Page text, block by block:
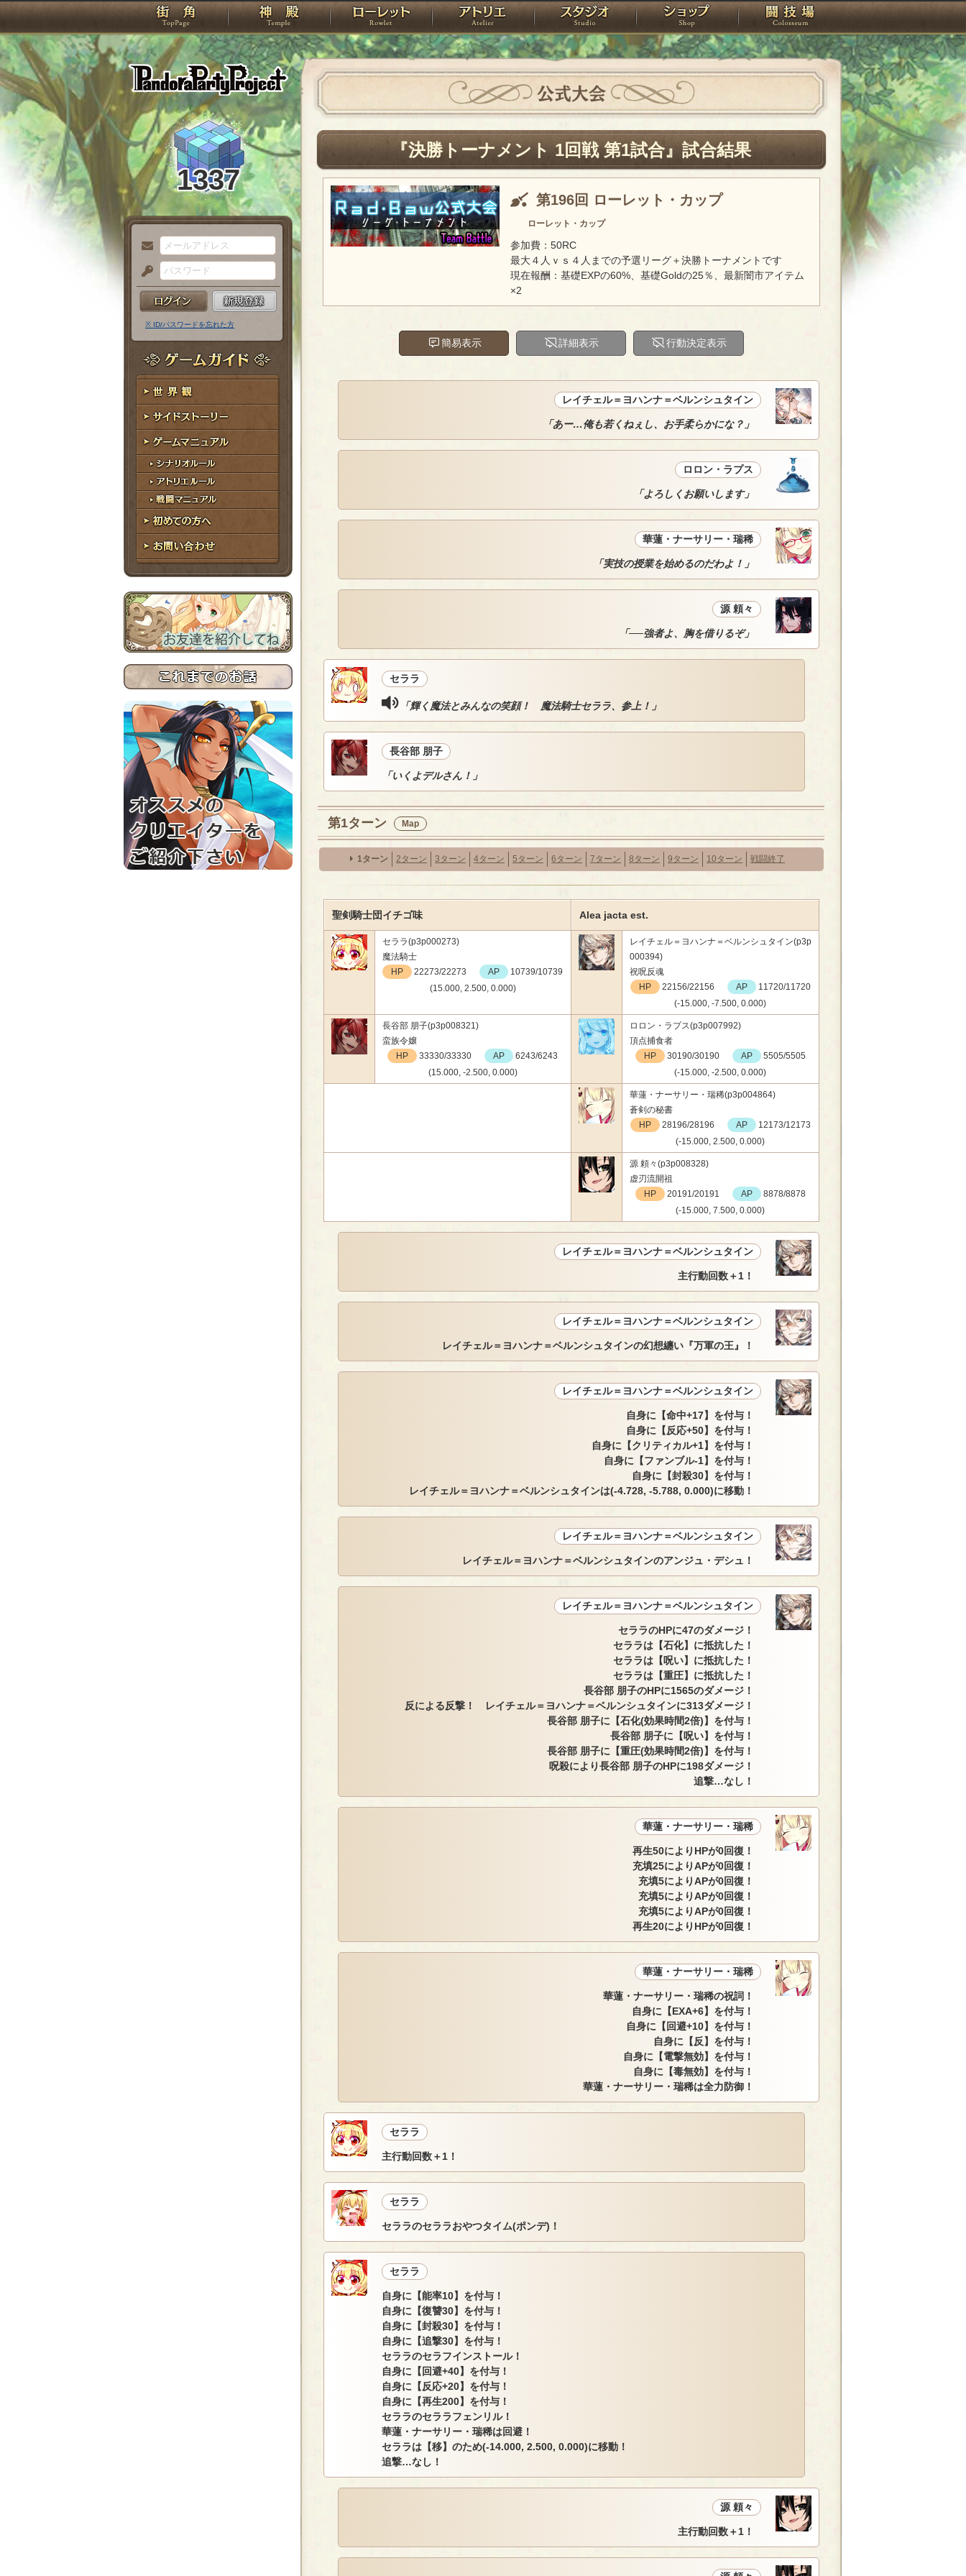
PandoraPartyProject
TOP 神殿 ローレット アトリエ スタジオ ショップ 闘技場
1337
メ
ー
ル
ア
ド
レ
ス
パ
ス
ー
ド
※ ID/パスワードを忘れた方
ゲームガイド
世界観
サイドストーリー
ゲームマニュアル
シナリオルール
アトリエルール
戦闘マニュアル
初めての方へ
お問い合わせ
公式大会
『決勝トーナメント 1回戦 第1試合』試合結果
第196回 ローレット・カップ
ローレット・カップ
参加費：50RC
最大４人ｖｓ４人までの予選リーグ＋決勝トーナメントです
現在報酬：基礎EXPの60%、基礎Goldの25％、最新闇市アイテム
×2
簡易表示 詳細表示 行動決定表示
レイチェル＝ヨハンナ＝ベルンシュタイン
「あー…俺も若くねぇし、お手柔らかにな？」
ロロン・ラプス
「よろしくお願いします」
華蓮・ナーサリー・瑞稀
「実技の授業を始めるのだわよ！」
源 頼々
「──強者よ、胸を借りるぞ」
セララ
「輝く魔法とみんなの笑顔！ 魔法騎士セララ、参上！」
長谷部 朋子
「いくよデルさん！」
第1ターン Map
1ターン 2ターン 3ターン 4ターン 5ターン 6ターン 7ターン 8ターン 9ターン 10ターン 戦闘終了
聖剣騎士団イチゴ味 Alea jacta est.
セララ(p3p000273)
魔法騎士
HP
22273/22273 AP
10739/10739
(15.000, 2.500, 0.000)
レイチェル＝ヨハンナ＝ベルンシュタイン(p3p
000394)
祝呪反魂
HP
22156/22156 AP
11720/11720
(-15.000, -7.500, 0.000)
長谷部 朋子(p3p008321)
蛮族令嬢
HP
33330/33330 AP
6243/6243
(15.000, -2.500, 0.000)
ロロン・ラプス(p3p007992)
頂点捕食者
HP
30190/30190 AP
5505/5505
(-15.000, -2.500, 0.000)
華蓮・ナーサリー・瑞稀(p3p004864)
蒼剣の秘書
HP
28196/28196 AP
12173/12173
(-15.000, 2.500, 0.000)
源 頼々(p3p008328)
虚刃流開祖
HP
20191/20191 AP
8878/8878
(-15.000, 7.500, 0.000)
レイチェル＝ヨハンナ＝ベルンシュタイン
主行動回数＋1！
レイチェル＝ヨハンナ＝ベルンシュタイン
レイチェル＝ヨハンナ＝ベルンシュタインの幻想纏い『万軍の王』！
レイチェル＝ヨハンナ＝ベルンシュタイン
自身に【命中+17】を付与！
自身に【反応+50】を付与！
自身に【クリティカル+1】を付与！
自身に【ファンブル-1】を付与！
自身に【封殺30】を付与！
レイチェル＝ヨハンナ＝ベルンシュタインは(-4.728, -5.788, 0.000)に移動！
レイチェル＝ヨハンナ＝ベルンシュタイン
レイチェル＝ヨハンナ＝ベルンシュタインのアンジュ・デシュ！
レイチェル＝ヨハンナ＝ベルンシュタイン
セララのHPに47のダメージ！
セララは【石化】に抵抗した！
セララは【呪い】に抵抗した！
セララは【重圧】に抵抗した！
長谷部 朋子のHPに1565のダメージ！
反による反撃！ レイチェル＝ヨハンナ＝ベルンシュタインに313ダメージ！
長谷部 朋子に【石化(効果時間2倍)】を付与！
長谷部 朋子に【呪い】を付与！
長谷部 朋子に【重圧(効果時間2倍)】を付与！
呪殺により長谷部 朋子のHPに198ダメージ！
追撃…なし！
華蓮・ナーサリー・瑞稀
再生50によりHPが0回復！
充填25によりAPが0回復！
充填5によりAPが0回復！
充填5によりAPが0回復！
充填5によりAPが0回復！
再生20によりHPが0回復！
華蓮・ナーサリー・瑞稀
華蓮・ナーサリー・瑞稀の祝詞！
自身に【EXA+6】を付与！
自身に【回避+10】を付与！
自身に【反】を付与！
自身に【電撃無効】を付与！
自身に【毒無効】を付与！
華蓮・ナーサリー・瑞稀は全力防御！
セララ
主行動回数＋1！
セララ
セララのセララおやつタイム(ポンデ)！
セララ
自身に【能率10】を付与！
自身に【復讐30】を付与！
自身に【封殺30】を付与！
自身に【追撃30】を付与！
セララのセラフインストール！
自身に【回避+40】を付与！
自身に【反応+20】を付与！
自身に【再生200】を付与！
セララのセララフェンリル！
華蓮・ナーサリー・瑞稀は回避！
セララは【移】のため(-14.000, 2.500, 0.000)に移動！
追撃…なし！
源 頼々
主行動回数＋1！